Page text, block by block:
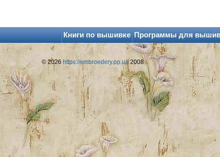
Книги по вышивке Программы для
© 2026 https://embroedery.pp.ua2008